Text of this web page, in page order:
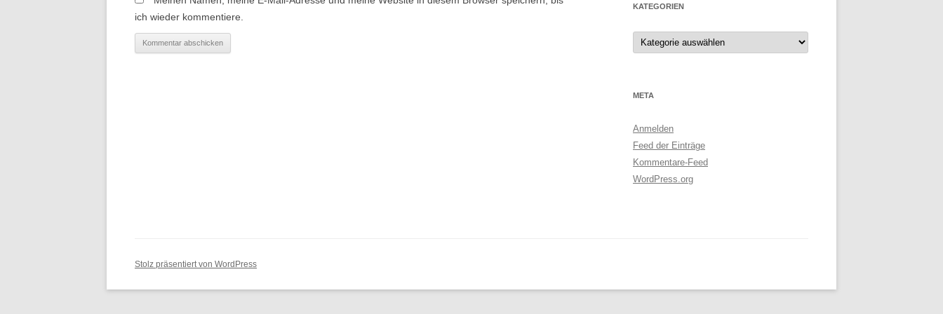
ich wieder kommentiere.
KATEGORIEN
Kategorien
META
Anmelden
Feed der Einträge
Kommentare-Feed
WordPress.org
Stolz präsentiert von WordPress